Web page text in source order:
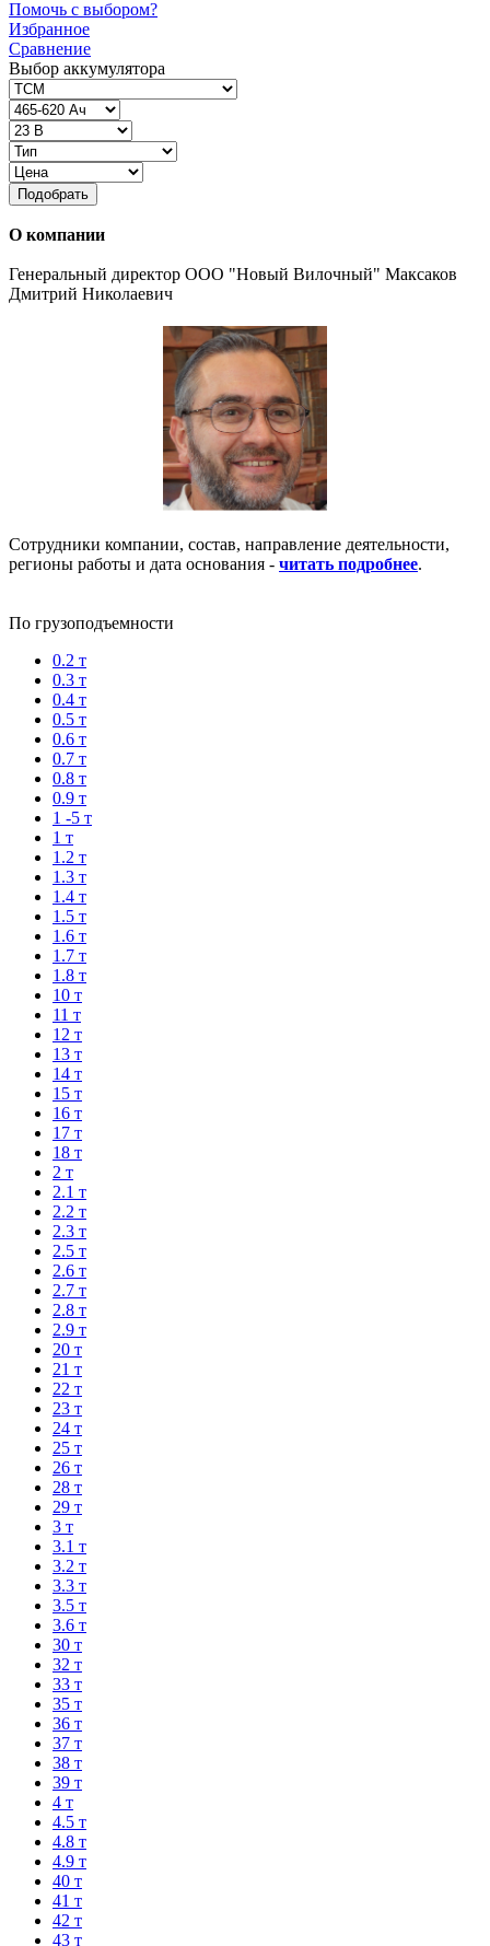
Помочь с выбором?
Избранное
Сравнение
Выбор аккумулятора
Подобрать
О компании
Генеральный директор ООО "Новый Вилочный" Максаков
Дмитрий Николаевич
Сотрудники компании, состав, направление деятельности,
регионы работы и дата основания - читать подробнее.
По грузоподъемности
0.2 т
0.3 т
0.4 т
0.5 т
0.6 т
0.7 т
0.8 т
0.9 т
1 -5 т
1 т
1.2 т
1.3 т
1.4 т
1.5 т
1.6 т
1.7 т
1.8 т
10 т
11 т
12 т
13 т
14 т
15 т
16 т
17 т
18 т
2 т
2.1 т
2.2 т
2.3 т
2.5 т
2.6 т
2.7 т
2.8 т
2.9 т
20 т
21 т
22 т
23 т
24 т
25 т
26 т
28 т
29 т
3 т
3.1 т
3.2 т
3.3 т
3.5 т
3.6 т
30 т
32 т
33 т
35 т
36 т
37 т
38 т
39 т
4 т
4.5 т
4.8 т
4.9 т
40 т
41 т
42 т
43 т